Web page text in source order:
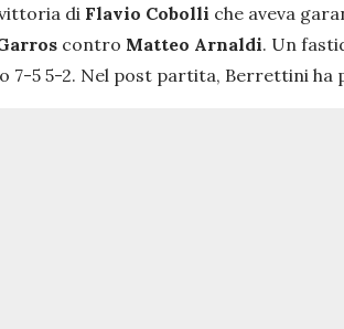
di Flavio Cobolli che aveva
contro Matteo Arnaldi. Un
5 5-2. Nel post partita, Berrettini ha